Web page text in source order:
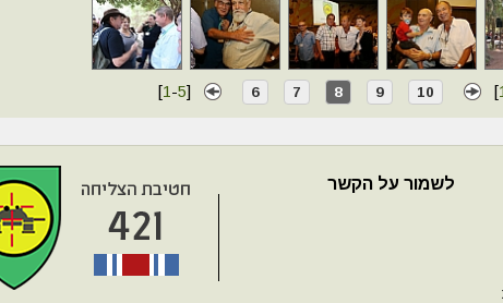
[1 -5] 6 7 8 9 10 [
לשמור על הקשר